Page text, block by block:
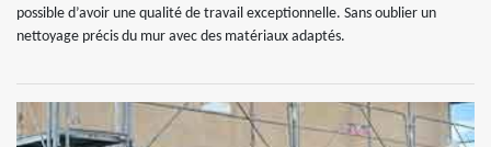
possible d’avoir une qualité de travail exceptionnelle. Sans oublier un
nettoyage précis du mur avec des matériaux adaptés.